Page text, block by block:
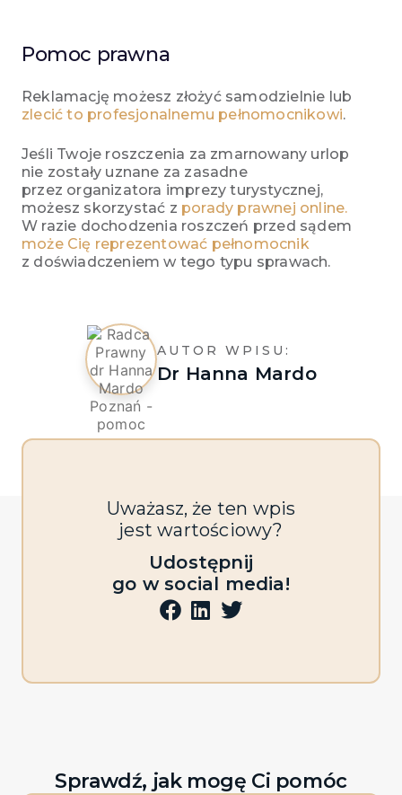
Pomoc prawna
Reklamację możesz złożyć samodzielnie lub
zlecić to profesjonalnemu pełnomocnikowi.
Jeśli Twoje roszczenia za zmarnowany urlop
nie zostały uznane za zasadne
przez organizatora imprezy turystycznej,
możesz skorzystać z porady prawnej online.
W razie dochodzenia roszczeń przed sądem
może Cię reprezentować pełnomocnik
z doświadczeniem w tego typu sprawach.
AUTOR WPISU:
Dr Hanna Mardo
Uważasz, że ten wpis
jest wartościowy?
Udostępnij
go w social media!
Sprawdź, jak mogę Ci pomóc